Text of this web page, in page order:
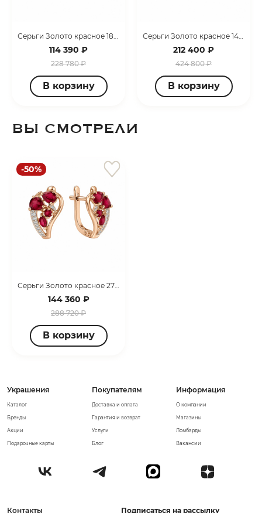
Серьги Золото красное 181Е0412 КС
114 390 ₽
228 780 ₽
В корзину
Серьги Золото красное 145Е0061 КС
212 400 ₽
424 800 ₽
В корзину
ВЫ СМОТРЕЛИ
-50%
Серьги Золото красное 270157/6 КР
144 360 ₽
288 720 ₽
В корзину
Информация
О компании
Магазины
Ломбарды
Вакансии
Украшения
Каталог
Бренды
Акции
Подарочные карты
Покупателям
Доставка и оплата
Гарантия и возврат
Услуги
Блог
Контакты Подписаться на рассылку